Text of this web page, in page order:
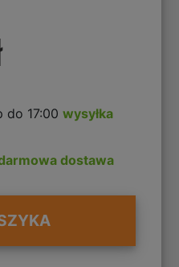
do 17:00wysyłka
dostawa